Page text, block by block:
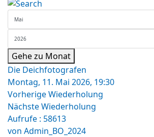
Gehe zu Monat
Die Deichfotografen
Montag, 11. Mai 2026, 19:30
Vorherige Wiederholung
Nächste Wiederholung
Aufrufe : 58613
von Admin_BO_2024